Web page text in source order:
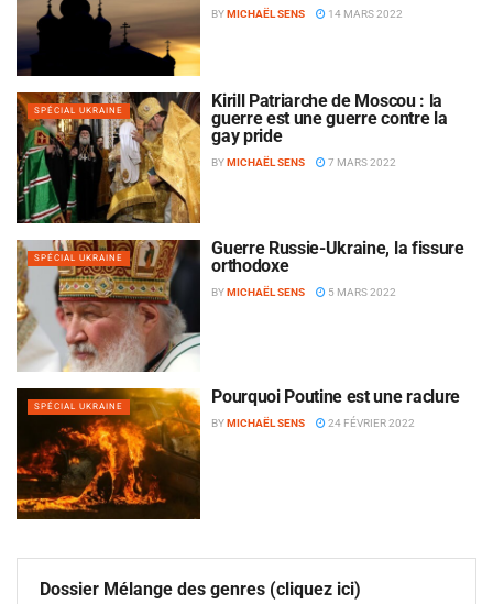
BYMICHAËL SENS 14 MARS 2022
SPÉCIAL UKRAINE
Kirill Patriarche de Moscou : la
guerre est une guerre contre la
gay pride
BYMICHAËL SENS 7 MARS 2022
SPÉCIAL UKRAINE
Guerre Russie-Ukraine, la fissure
orthodoxe
BYMICHAËL SENS 5 MARS 2022
SPÉCIAL UKRAINE Pourquoi Poutine est une raclure
BYMICHAËL SENS 24 FÉVRIER 2022
Dossier Mélange des genres (cliquez ici)